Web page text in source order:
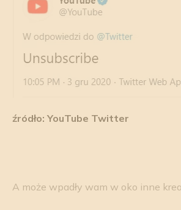
źródło: YouTube Twitter
A może wpadły wam w oko inne